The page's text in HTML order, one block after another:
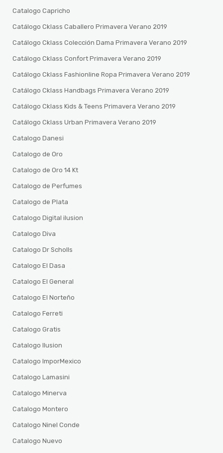
Catalogo Capricho
Catálogo Cklass Caballero Primavera Verano 2019
Catálogo Cklass Colección Dama Primavera Verano 2019
Catálogo Cklass Confort Primavera Verano 2019
Catálogo Cklass Fashionline Ropa Primavera Verano 2019
Catálogo Cklass Handbags Primavera Verano 2019
Catálogo Cklass Kids & Teens Primavera Verano 2019
Catálogo Cklass Urban Primavera Verano 2019
Catalogo Danesi
Catalogo de Oro
Catalogo de Oro 14 Kt
Catalogo de Perfumes
Catalogo de Plata
Catalogo Digital ilusion
Catalogo Diva
Catalogo Dr Scholls
Catalogo El Dasa
Catalogo El General
Catalogo El Norteño
Catalogo Ferreti
Catalogo Gratis
Catalogo Ilusion
Catalogo ImporMexico
Catalogo Lamasini
Catalogo Minerva
Catalogo Montero
Catalogo Ninel Conde
Catalogo Nuevo